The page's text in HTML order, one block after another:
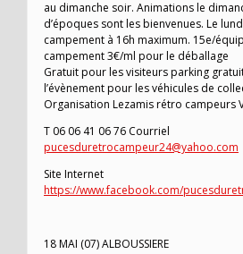
au dimanche soir. Animations le
d’époques sont les bienvenues. Le
campement à 16h maximum. 15e/
campement 3€/ml pour le déballage
Gratuit pour les visiteurs parking
l’évènement pour les véhicules de
Organisation Lezamis rétro campeurs
T 06 06 41 06 76 Courriel
pucesduretrocampeur24@yahoo.com
Site Internet
https://www.facebook.com/
18 MAI (07) ALBOUSSIERE